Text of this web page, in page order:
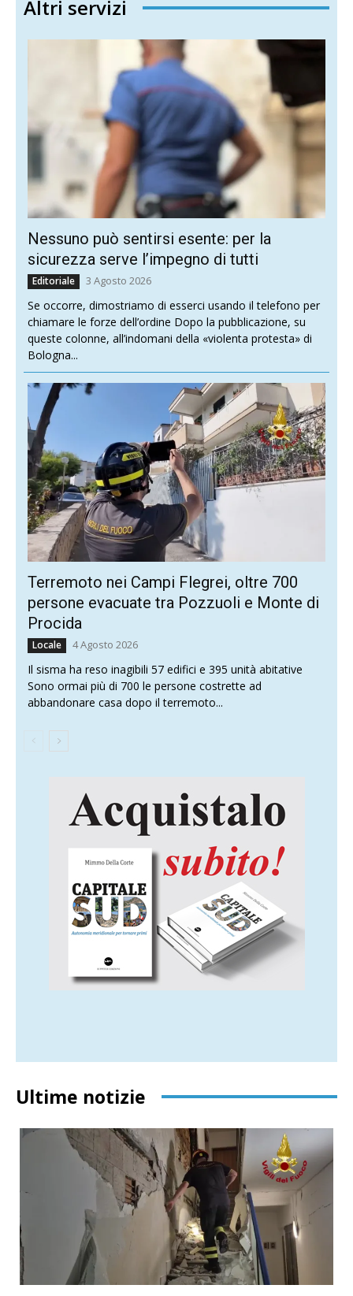
Altri servizi
Nessuno può sentirsi esente: per la
sicurezza serve l’impegno di tutti
Editoriale 3 Agosto 2026
Se occorre, dimostriamo di esserci usando il telefono per
chiamare le forze dell’ordine Dopo la pubblicazione, su
queste colonne, all’indomani della «violenta protesta» di
Bologna...
Terremoto nei Campi Flegrei, oltre 700
persone evacuate tra Pozzuoli e Monte di
Procida
Locale 4 Agosto 2026
Il sisma ha reso inagibili 57 edifici e 395 unità abitative
Sono ormai più di 700 le persone costrette ad
abbandonare casa dopo il terremoto...
Ultime notizie